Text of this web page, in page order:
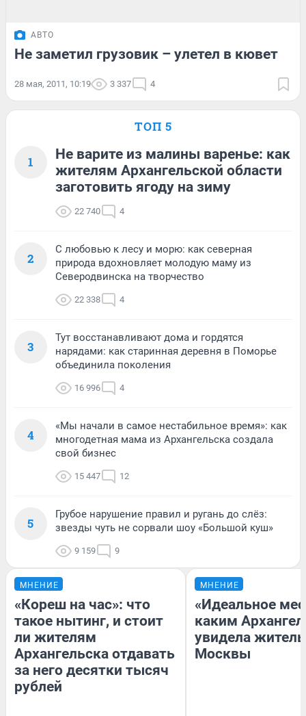
АВТО
Не заметил грузовик – улетел в кювет
28 мая, 2011, 10:19 3 337 4
ТОП 5
1
Не варите из малины варенье: как
жителям Архангельской области
заготовить ягоду на зиму
22 740 4
2
С любовью к лесу и морю: как северная
природа вдохновляет молодую маму из
Северодвинска на творчество
22 338 4
3
Тут восстанавливают дома и гордятся
нарядами: как старинная деревня в Поморье
объединила поколения
16 996 4
4
«Мы начали в самое нестабильное время»: как
многодетная мама из Архангельска создала
свой бизнес
15 447 12
5
Грубое нарушение правил и ругань до слёз:
звезды чуть не сорвали шоу «Большой куш»
9 159 9
МНЕНИЕ
«Кореш на час»: что
такое нытинг, и стоит
ли жителям
Архангельска отдавать
за него десятки тысяч
рублей
МНЕНИЕ
«Идеальное
каким
увидела
Москвы